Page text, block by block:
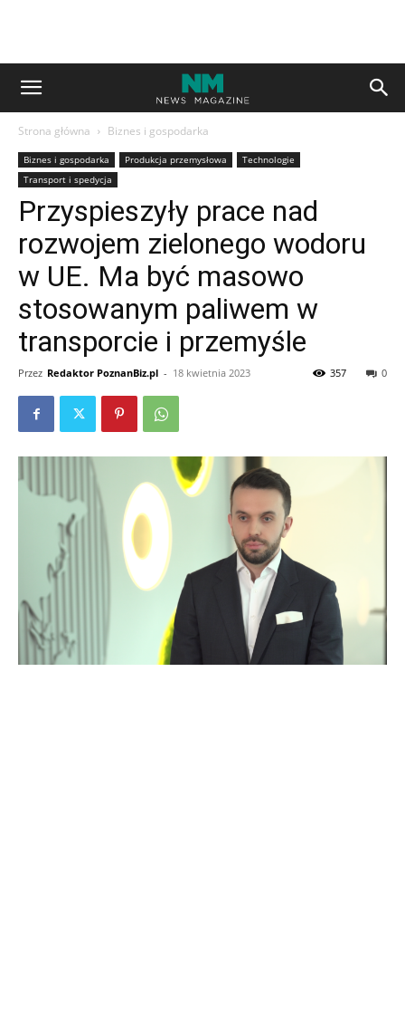
Strona główna Biznes i gospodarka
Biznes i gospodarka Produkcja przemysłowa
Technologie
Transport i spedycja
Przyspieszyły prace nad
rozwojem zielonego wodoru
w UE. Ma być masowo
stosowanym paliwem w
transporcie i przemyśle
Przez Redaktor PoznanBiz.pl - 18 kwietnia 2023 0
357